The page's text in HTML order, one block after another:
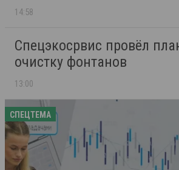
14:58
Спецэкосрвис провёл
очистку фонтанов
13:00
СПЕЦТЕМА